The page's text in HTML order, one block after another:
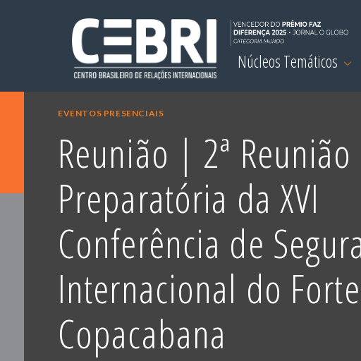
Núcleos Temáticos
EVENTOS PRESENCIAIS
Reunião | 2ª Reunião
Preparatória da XVI
Conferência de
Internacional do
Copacabana